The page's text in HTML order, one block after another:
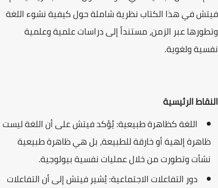
فيتش في هذا الكتاب نظرية شاملة حول كيفية نشوء اللغة
وتطورها عبر الزمن، مستنداً إلى دراسات علمية وعلمية
نفسية ولغوية.
النقاط الرئيسية
اللغة كظاهرة طبيعية: يُؤكد فيتش على أن اللغة ليست
ظاهرة إلهية أو خارقة للطبيعة، بل هي ظاهرة طبيعية
نشأت وتطورت من خلال عمليات نفسية بيولوجية.
دور التفاعلات الاجتماعية: يُشير فيتش إلى أن التفاعلات